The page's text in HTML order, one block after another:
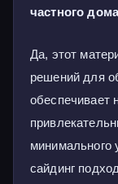
частного
Да, этот
решений для
обеспечивает
минимального
сайдинг